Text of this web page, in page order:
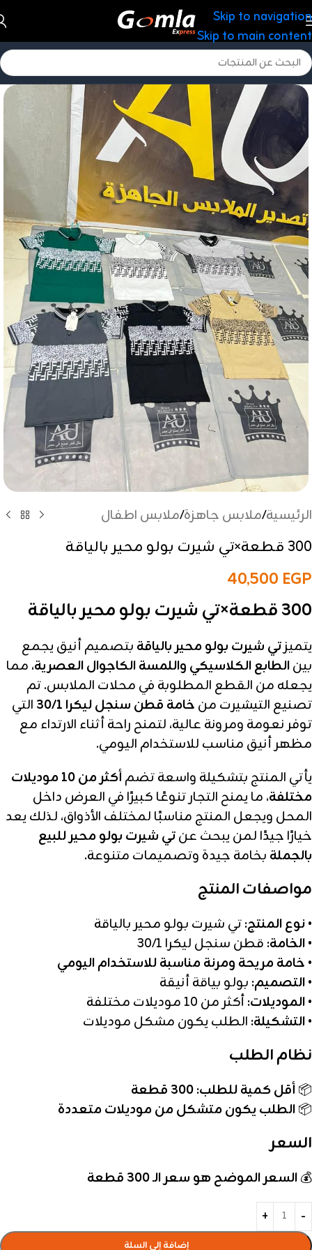
Skip to navigation
Skip to main content
الرئيسية/ملابس جاهزة/ملابس اطفال
300 قطعة×تي شيرت بولو محير بالياقة
40,500 EGP
300 قطعة×تي شيرت بولو محير بالياقة
يتميزتي شيرت بولو محير بالياقة بتصميم أنيق يجمع
بينالطابع الكلاسيكي واللمسة الكاجوال العصرية، مما
يجعله من القطع المطلوبة في محلات الملابس. تم
تصنيع التيشيرت من خامة قطن سنجل ليكرا 30/1
التي
توفر نعومة ومرونة عالية، لتمنح راحة أثناء الارتداء مع
مظهر أنيق مناسب للاستخدام اليومي.
يأتي المنتج بتشكيلة واسعة تضم
أكثر من 10 موديلات
مختلفة، ما يمنح التجار تنوعًا كبيرًا في العرض داخل
المحل ويجعل المنتج مناسبًا لمختلف الأذواق، لذلك يعد
خيارًا جيدًا لمن يبحث عنتي شيرت بولو محير للبيع
بالجملة بخامة جيدة وتصميمات متنوعة.
مواصفات المنتج
•نوع المنتج:تي شيرت بولو محير بالياقة
•الخامة: قطن سنجل ليكرا 30/1
• خامة مريحة ومرنة مناسبة للاستخدام اليومي
•التصميم: بولو بياقة أنيقة
•الموديلات:أكثر من 10 موديلات مختلفة
•التشكيلة: الطلب يكون مشكل موديلات
نظام الطلب
📦أقل كمية للطلب: 300 قطعة
📦الطلب يكون متشكل من موديلات متعددة
السعر
💰السعر الموضح هو سعر الـ 300 قطعة
إضافة إلى السلة